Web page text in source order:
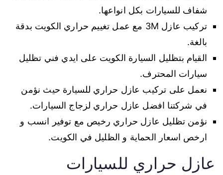
شفاف للسيارات بكل انواعها.
تركيب عازل 3M مع عمل تغييم حراري الكويت بدقة
بالغة.
القيام بتظليل السيارة الكويت على ايدي فني تظليل
سيارات المحترف.
نعمل على تركيب عازل حراري للسيارة حيث نؤمن
في شركتنا افضل عازل حراري لزجاج السيارات.
نؤمن تظليل عازل حراري رخيص مع توفير انسب و
ارخص اسعار الحماية و الظليل في الكويت.
عازل حراري للسيارات